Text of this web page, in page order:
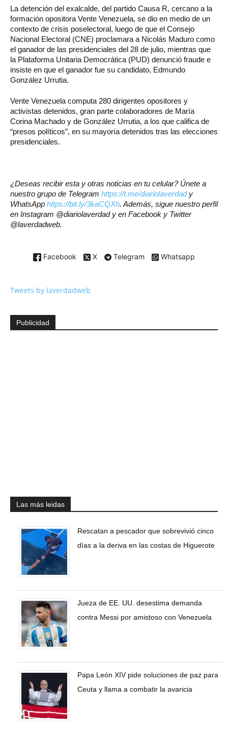
La detención del exalcalde, del partido Causa R, cercano a la
formación opositora Vente Venezuela, se dio en medio de un
contexto de crisis poselectoral, luego de que el Consejo
Nacional Electoral (CNE) proclamara a Nicolás Maduro como
el ganador de las presidenciales del 28 de julio, mientras que
la Plataforma Unitaria Democrática (PUD) denunció fraude e
insiste en que el ganador fue su candidato, Edmundo
González Urrutia.
Vente Venezuela computa 280 dirigentes opositores y
activistas detenidos, gran parte colaboradores de María
Corina Machado y de González Urrutia, a los que califica de
“presos políticos”, en su mayoría detenidos tras las elecciones
presidenciales.
¿Deseas recibir esta y otras noticias en tu celular? Únete a
nuestro grupo de Telegram https://t.me/diariolaverdady
WhatsApp https://bit.ly/3kaCQXh. Además, sigue nuestro perfil
en Instagram @diariolaverdad y en Facebook y Twitter
@laverdadweb.
Facebook X Telegram Whatsapp
Tweets by laverdadweb
Publicidad
Las más leidas
Rescatan a pescador que sobrevivió cinco
días a la deriva en las costas de Higuerote
Jueza de EE. UU. desestima demanda
contra Messi por amistoso con Venezuela
Papa León XIV pide soluciones de paz para
Ceuta y llama a combatir la avaricia